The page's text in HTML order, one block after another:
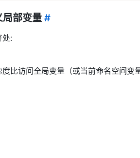
部变量 #
处:
比访问全局变量（或当前命名空间变